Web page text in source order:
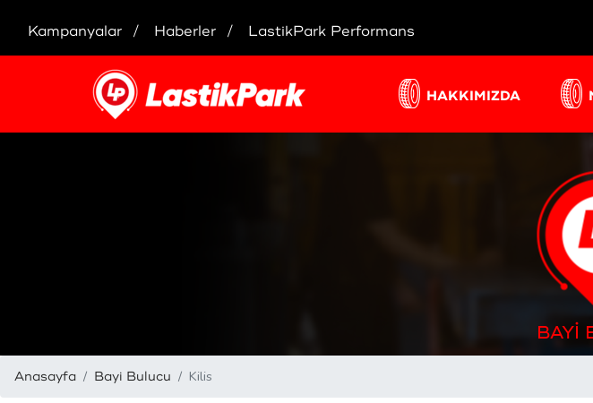
Kampanyalar Haberler LastikPark Performans
HAKKIMIZDA
BAYİ
Anasayfa Bayi Bulucu Kilis